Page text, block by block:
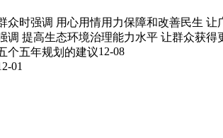
时强调 用心用情用力保障和改善民生 让
提高生态环境治理能力水平 让群众获得
个五年规划的建议12-08
01